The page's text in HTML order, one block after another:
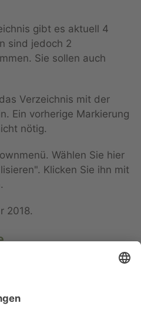
gibt es aktuell 4
sind jedoch 2
Sie sollen auch
Verzeichnis mit der
Ein vorherige Markierung
nötig.
Wählen Sie hier
Klicken Sie ihn mit
2018.